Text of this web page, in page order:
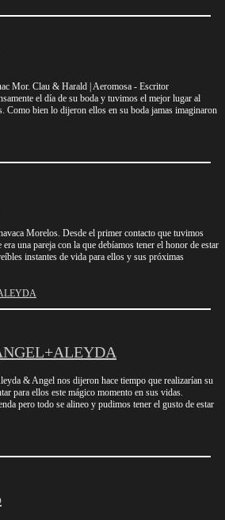
Mor. Clau & Harald | Aeromosa - Escritor
el día de su boda y tuvimos el mejor lugar al
Como bien lo dijeron ellos en su boda jamas imaginaron
Morelos. Desde el primer contacto que tuvimos
una pareja con la que debíamos tener el honor de estar
instantes de vida para ellos y sus próximas
& Angel nos dijeron hace tiempo que realizarían su
para ellos este mágico momento en sus vidas.
pero todo se alineo y pudimos tener el gusto de estar